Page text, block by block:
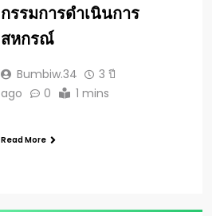
กรรมการดำเนินการ
สหกรณ์
Bumbiw.34
3 ปี
ago
0 1 mins
Read More